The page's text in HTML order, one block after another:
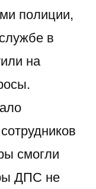
полиции,
в
на
смогли
ДПС не